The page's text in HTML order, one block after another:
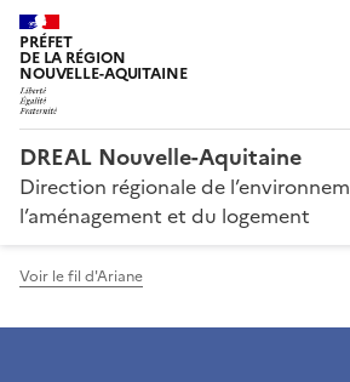
PRÉFET
DE LA RÉGION
NOUVELLE-AQUITAINE
DREAL Nouvelle-Aquitaine
Direction régionale de
l’aménagement et du logement
Voir le fil d'Ariane